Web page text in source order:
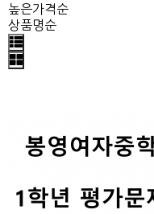
높은가격순
상품명순